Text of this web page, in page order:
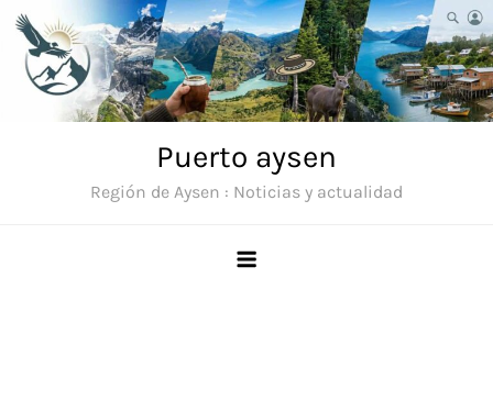
Saltar
contenido
Puerto aysen
Región de Aysen : Noticias y actualidad